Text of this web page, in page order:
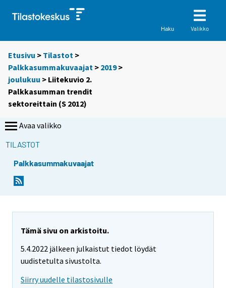
Haku Valikko
Etusivu > Tilastot >
Palkkasummakuvaajat > 2019>
joulukuu > Liitekuvio 2.
Palkkasumman trendit
sektoreittain (S 2012)
Avaa valikko
TILASTOT
Palkkasummakuvaajat
Tämä sivu on arkistoitu.
5.4.2022 jälkeen julkaistut tiedot löydät
uudistetulta sivustolta.
Siirry uudelle tilastosivulle